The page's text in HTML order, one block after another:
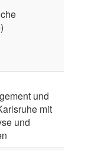
und
mit
und